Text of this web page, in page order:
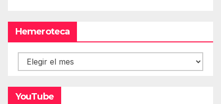
Hemeroteca
Hemeroteca
YouTube